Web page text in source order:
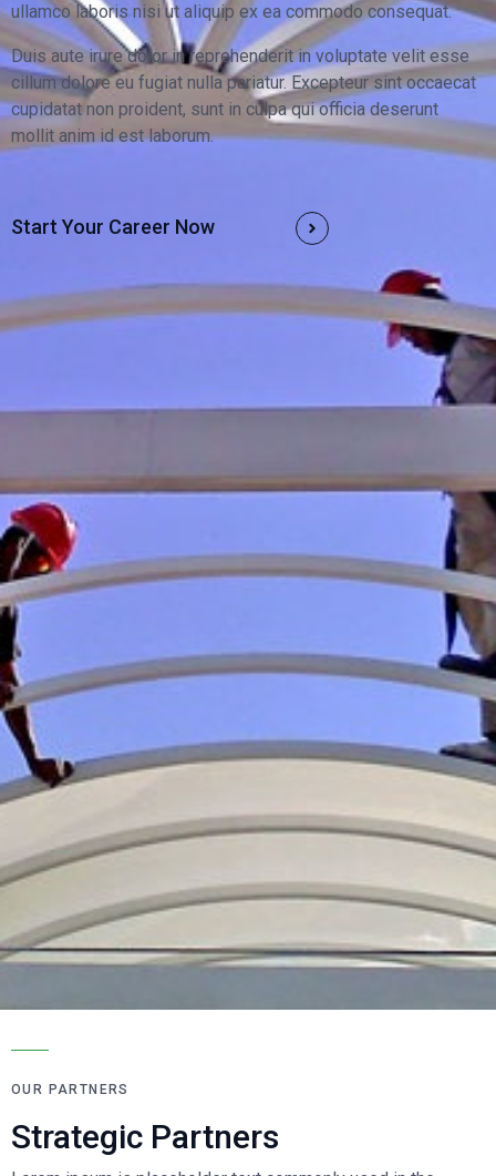
ullamco laboris nisi ut aliquip ex ea commodo consequat.
Duis aute irure dolor in reprehenderit in voluptate velit esse
cillum dolore eu fugiat nulla pariatur. Excepteur sint occaecat
cupidatat non proident, sunt in culpa qui officia deserunt
mollit anim id est laborum.
Start Your Career Now
OUR PARTNERS
Strategic Partners